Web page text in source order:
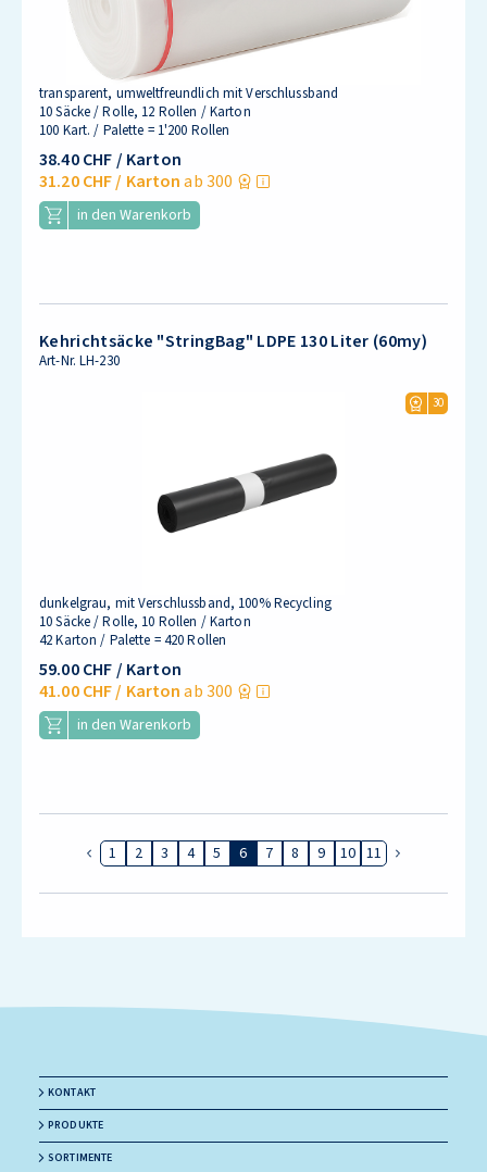
transparent, umweltfreundlich mit Verschlussband
10 Säcke / Rolle, 12 Rollen / Karton
100 Kart. / Palette = 1'200 Rollen
38.40 CHF/ Karton
31.20 CHF/ Karton ab 300
in den Warenkorb
Kehrichtsäcke "StringBag" LDPE 130 Liter (60my)
Art-Nr.LH-230
30
dunkelgrau, mit Verschlussband, 100% Recycling
10 Säcke / Rolle, 10 Rollen / Karton
42 Karton / Palette = 420 Rollen
59.00 CHF/ Karton
41.00 CHF/ Karton ab 300
in den Warenkorb
Vorherige Seite
1 2 3 4 5 6 7 8 9 10 11 Nächste
KONTAKT
PRODUKTE
SORTIMENTE